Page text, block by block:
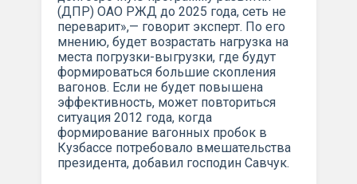
(ДПР) ОАО РЖД до 2025 года, сеть не
переварит»,— говорит эксперт. По его
мнению, будет возрастать нагрузка на
места погрузки-выгрузки, где будут
формироваться большие скопления
вагонов. Если не будет повышена
эффективность, может повториться
ситуация 2012 года, когда
формирование вагонных пробок в
Кузбассе потребовало вмешательства
президента, добавил господин Савчук.